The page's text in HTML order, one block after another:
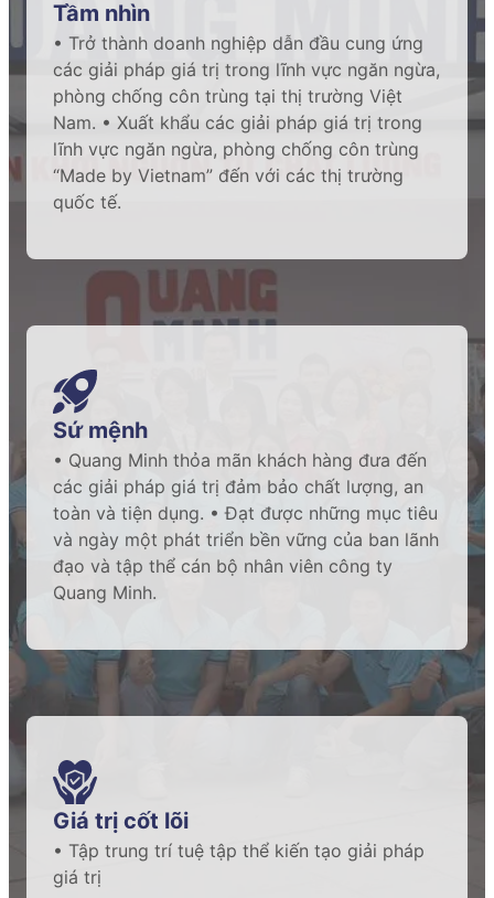
Tầm nhìn
• Trở thành doanh nghiệp dẫn đầu cung ứng
các giải pháp giá trị trong lĩnh vực ngăn ngừa,
phòng chống côn trùng tại thị trường Việt
Nam. • Xuất khẩu các giải pháp giá trị trong
lĩnh vực ngăn ngừa, phòng chống côn trùng
“Made by Vietnam” đến với các thị trường
quốc tế.
Sứ mệnh
• Quang Minh thỏa mãn khách hàng đưa đến
các giải pháp giá trị đảm bảo chất lượng, an
toàn và tiện dụng. • Đạt được những mục tiêu
và ngày một phát triển bền vững của ban lãnh
đạo và tập thể cán bộ nhân viên công ty
Quang Minh.
Giá trị cốt lõi
• Tập trung trí tuệ tập thể kiến tạo giải pháp
giá trị